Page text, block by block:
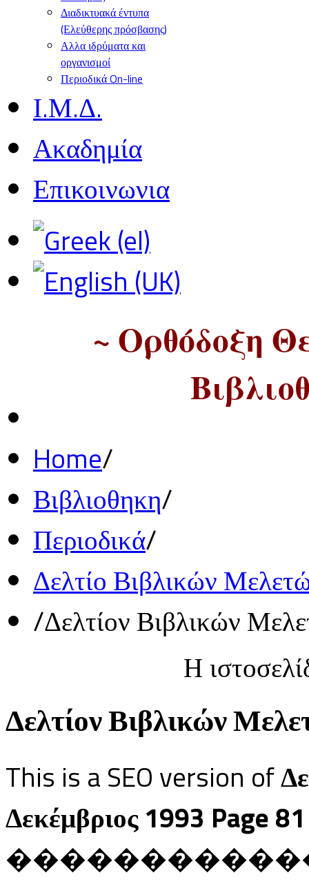
Διαδικτυακά έντυπα
(Ελεύθερης πρόσβασης)
Αλλα ιδρύματα και
οργανισμοί
Περιοδικά On-line
Ι.Μ.Δ.
Ακαδημία
Επικοινωνια
~ Ορθόδοξη
Home/
Βιβλιοθηκη/
Περιοδικά/
Δελτίο Βιβλικών
/Δελτίον Βιβλικών
Η
Δελτίον Βιβλικών
This is a SEO version of
Δεκέμβριος 1993 Page 81
������������